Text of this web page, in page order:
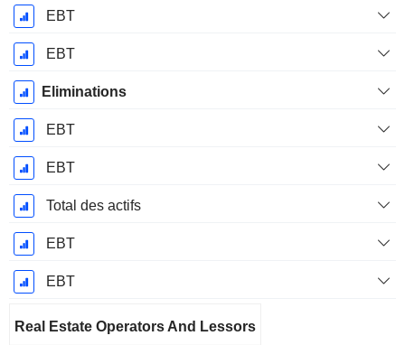
EBT
EBT
Eliminations
EBT
EBT
Total des actifs
EBT
EBT
Real Estate Operators And Lessors